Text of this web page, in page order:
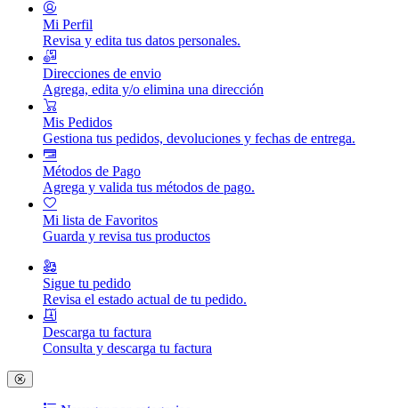
Mi Perfil
Revisa y edita tus datos personales.
Direcciones de envio
Agrega, edita y/o elimina una dirección
Mis Pedidos
Gestiona tus pedidos, devoluciones y fechas de entrega.
Métodos de Pago
Agrega y valida tus métodos de pago.
Mi lista de Favoritos
Guarda y revisa tus productos
Sigue tu pedido
Revisa el estado actual de tu pedido.
Descarga tu factura
Consulta y descarga tu factura